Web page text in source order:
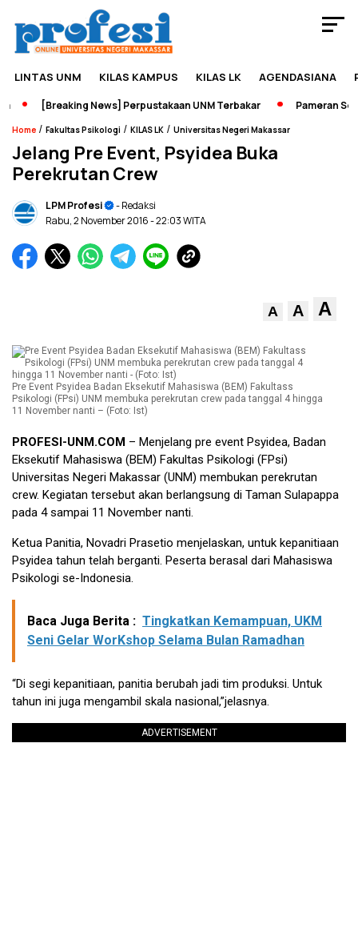
LINTAS UNM KILAS KAMPUS KILAS LK AGENDASIANA
[Breaking News] Perpustakaan UNM Terbakar Pameran
Home / Fakultas Psikologi / KILAS LK / Universitas Negeri Makassar
Jelang Pre Event, Psyidea Buka
Perekrutan Crew
LPM Profesi
- Redaksi
Rabu, 2 November 2016- 22:03 WITA
A A A
Pre Event Psyidea Badan Eksekutif Mahasiswa (BEM) Fakultass
Psikologi (FPsi) UNM membuka perekrutan crew pada tanggal 4 hingga
11 November nanti – (Foto: Ist)
PROFESI-UNM.COM – Menjelang pre event Psyidea, Badan
Eksekutif Mahasiswa (BEM) Fakultas Psikologi (FPsi)
Universitas Negeri Makassar (UNM) membukan perekrutan
crew. Kegiatan tersebut akan berlangsung di Taman Sulapappa
pada 4 sampai 11 November nanti.
Ketua Panitia, Novadri Prasetio menjelaskan, untuk kepanitiaan
Psyidea tahun telah berganti. Peserta berasal dari Mahasiswa
Psikologi se-Indonesia.
Baca Juga Berita : Tingkatkan Kemampuan, UKM
Seni Gelar WorKshop Selama Bulan Ramadhan
“Di segi kepanitiaan, panitia berubah jadi tim produksi. Untuk
tahun ini juga mengambil skala nasional,”jelasnya.
ADVERTISEMENT